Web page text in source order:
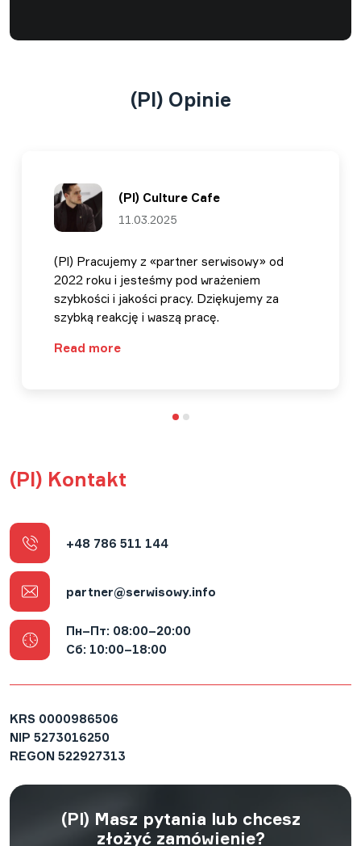
(Pl) Opinie
(Pl) Culture Cafe
11.03.2025
(Pl) Pracujemy z «partner serwisowy» od
2022 roku i jesteśmy pod wrażeniem
szybkości i jakości pracy. Dziękujemy za
szybką reakcję i waszą pracę.
Read more
(Pl) Kontakt
+48 786 511 144
partner@serwisowy.info
Пн–Пт: 08:00–20:00
Cб: 10:00–18:00
KRS 0000986506
NIP 5273016250
REGON 522927313
(Pl) Masz pytania lub chcesz
złożyć zamówienie?